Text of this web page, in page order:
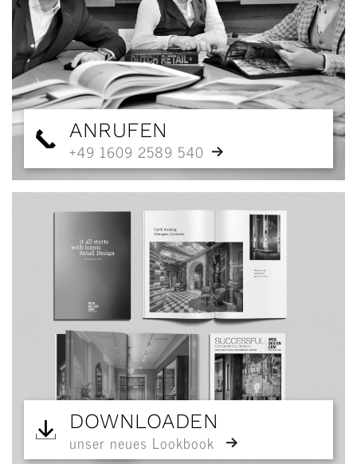
ANRUFEN
+49 1609 2589 540
DOWNLOADEN
unser neues Lookbook